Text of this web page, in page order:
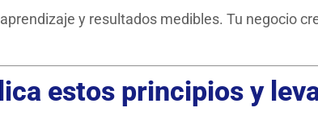
y resultados medibles. Tu negocio
estos principios y